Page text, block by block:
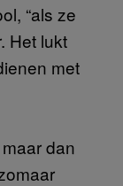
“als ze
Het lukt
met
dan